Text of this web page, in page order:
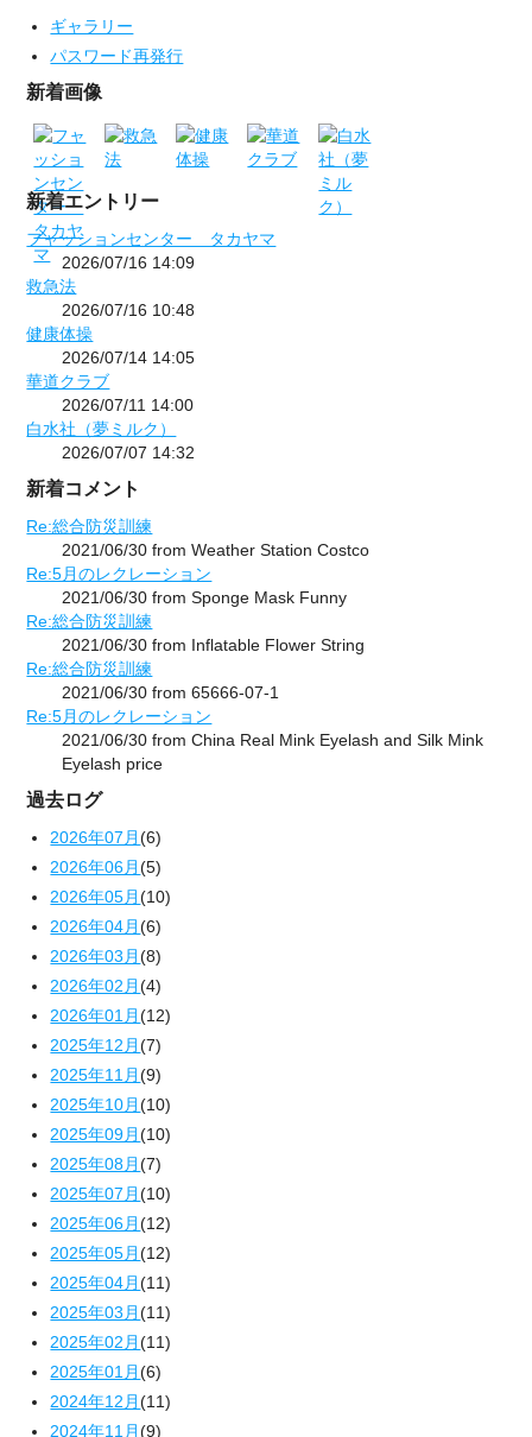
ギャラリー
パスワード再発行
新着画像
新着エントリー
フャッションセンター タカヤマ
2026/07/16 14:09
救急法
2026/07/16 10:48
健康体操
2026/07/14 14:05
華道クラブ
2026/07/11 14:00
白水社（夢ミルク）
2026/07/07 14:32
新着コメント
Re:総合防災訓練
2021/06/30 from Weather Station Costco
Re:5月のレクレーション
2021/06/30 from Sponge Mask Funny
Re:総合防災訓練
2021/06/30 from Inflatable Flower String
Re:総合防災訓練
2021/06/30 from 65666-07-1
Re:5月のレクレーション
2021/06/30 from China Real Mink Eyelash and Silk Mink
Eyelash price
過去ログ
2026年07月(6)
2026年06月(5)
2026年05月(10)
2026年04月(6)
2026年03月(8)
2026年02月(4)
2026年01月(12)
2025年12月(7)
2025年11月(9)
2025年10月(10)
2025年09月(10)
2025年08月(7)
2025年07月(10)
2025年06月(12)
2025年05月(12)
2025年04月(11)
2025年03月(11)
2025年02月(11)
2025年01月(6)
2024年12月(11)
2024年11月(9)